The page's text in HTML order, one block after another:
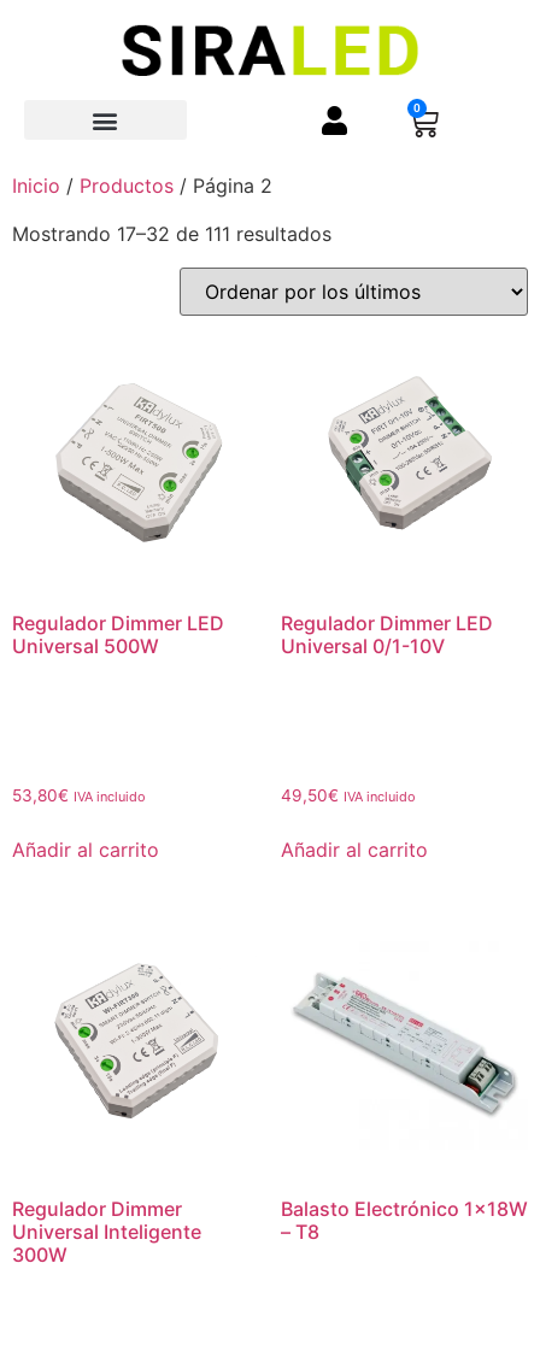
0
Inicio / Productos / Página 2
Mostrando 17–32 de 111 resultados
Regulador Dimmer LED
Universal 500W
53,80€ IVA incluido
Añadir al carrito
Regulador Dimmer LED
Universal 0/1-10V
49,50€ IVA incluido
Añadir al carrito
Regulador Dimmer
Universal Inteligente
300W
Balasto Electrónico 1x18W
– T8